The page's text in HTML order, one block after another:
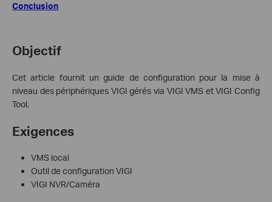
Conclusion
Objectif
Cet article fournit un guide de configuration pour la mise à
niveau des périphériques VIGI gérés via VIGI VMS et VIGI Config
Tool.
Exigences
VMS local
Outil de configuration VIGI
VIGI NVR/Caméra